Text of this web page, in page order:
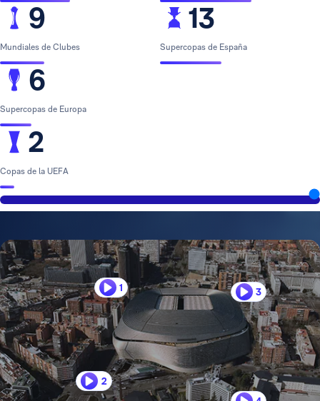
9
Mundiales de Clubes
6
Supercopas de Europa
2
Copas de la UEFA
13
Supercopas de España
1
2
3